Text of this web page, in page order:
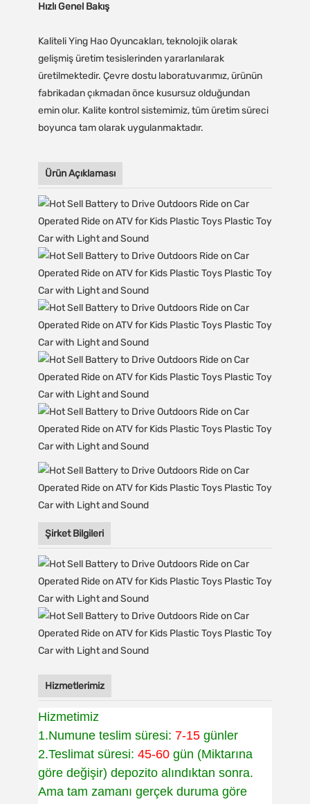
Hızlı Genel Bakış
Kaliteli Ying Hao Oyuncakları, teknolojik olarak
gelişmiş üretim tesislerinden yararlanılarak
üretilmektedir. Çevre dostu laboratuvarımız, ürünün
fabrikadan çıkmadan önce kusursuz olduğundan
emin olur. Kalite kontrol sistemimiz, tüm üretim süreci
boyunca tam olarak uygulanmaktadır.
Ürün Açıklaması
Şirket Bilgileri
Hizmetlerimiz
Hizmetimiz
1.Numune teslim süresi: 7-15 günler
2.Teslimat süresi: 45-60 gün (Miktarına
göre değişir) depozito alındıktan sonra.
Ama tam zamanı gerçek duruma göre